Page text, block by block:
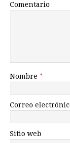
Comentario
Nombre *
Correo
Sitio web